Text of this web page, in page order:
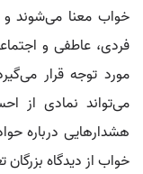
خواب معنا می‌شوند و
فردی، عاطفی و
مورد توجه قرار
می‌تواند نمادی از
هشدارهایی درباره
خواب از دیدگاه